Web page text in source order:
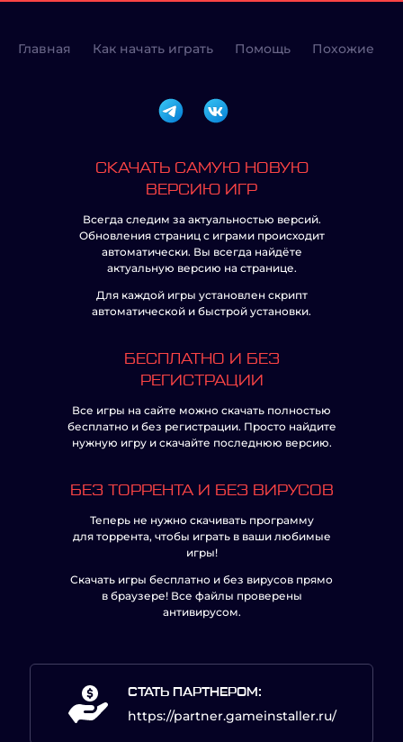
Главная Как начать играть Помощь Похожие
СКАЧАТЬ САМУЮ НОВУЮ
ВЕРСИЮ ИГР
Всегда следим за актуальностью версий.
Обновления страниц с играми происходит
автоматически. Вы всегда найдёте
актуальную версию на странице.
Для каждой игры установлен скрипт
автоматической и быстрой установки.
БЕСПЛАТНО И БЕЗ
РЕГИСТРАЦИИ
Все игры на сайте можно скачать полностью
бесплатно и без регистрации. Просто найдите
нужную игру и скачайте последнюю версию.
БЕЗ ТОРРЕНТА И БЕЗ ВИРУСОВ
Теперь не нужно скачивать программу
для торрента, чтобы играть в ваши любимые
игры!
Скачать игры бесплатно и без вирусов прямо
в браузере! Все файлы проверены
антивирусом.
СТАТЬ ПАРТНЕРОМ:
https://partner.gameinstaller.ru/